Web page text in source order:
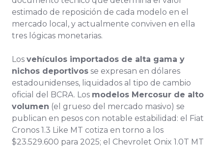
estimado de reposición de cada modelo en el
mercado local, y actualmente conviven en ella
tres lógicas monetarias.
Los vehículos importados de alta gama y
nichos deportivos se expresan en dólares
estadounidenses, liquidados al tipo de cambio
oficial del BCRA. Los modelos Mercosur de alto
volumen (el grueso del mercado masivo) se
publican en pesos con notable estabilidad: el Fiat
Cronos 1.3 Like MT cotiza en torno a los
$23.529.600 para 2025; el Chevrolet Onix 1.0T MT